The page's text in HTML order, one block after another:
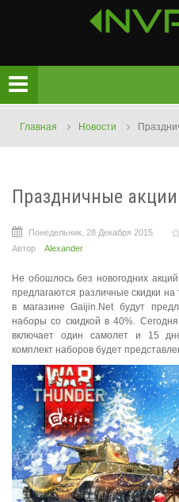
Главная Новости
Праздничные
Понедельник, 28 Декабря 2015
Автор
Alexander
Не обошлось без новогодних
предлагаются различные скидки на
в магазине Gaijin.Net будут
наборы со скидкой в 40%.
включает один самолет и 15
комплект наборов будет